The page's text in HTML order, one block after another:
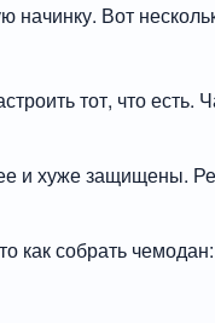
начинку. Вот
тот, что есть.
и хуже защищены.
как собрать